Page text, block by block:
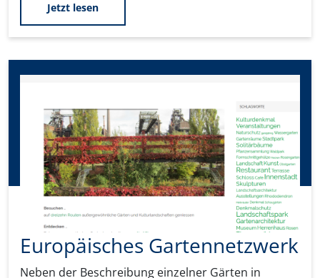
Jetzt lesen
Europäisches Gartennetzwerk
Neben der Beschreibung einzelner Gärten in